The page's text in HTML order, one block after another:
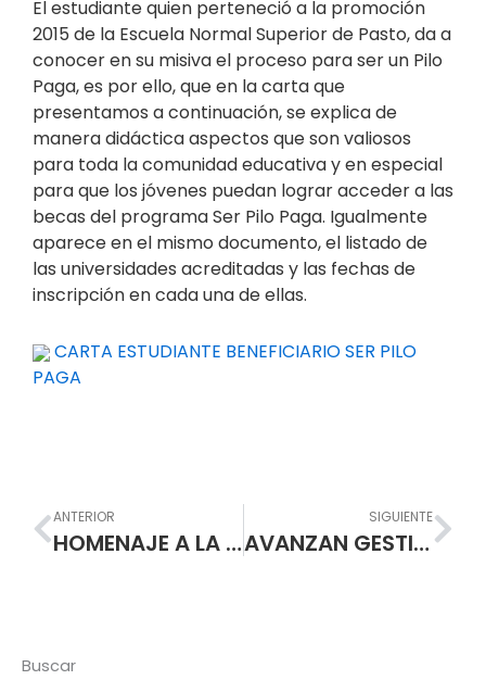
El estudiante quien perteneció a la promoción
2015 de la Escuela Normal Superior de Pasto, da a
conocer en su misiva el proceso para ser un Pilo
Paga, es por ello, que en la carta que
presentamos a continuación, se explica de
manera didáctica aspectos que son valiosos
para toda la comunidad educativa y en especial
para que los jóvenes puedan lograr acceder a las
becas del programa Ser Pilo Paga. Igualmente
aparece en el mismo documento, el listado de
las universidades acreditadas y las fechas de
inscripción en cada una de ellas.
CARTA ESTUDIANTE BENEFICIARIO SER PILO
PAGA
Prev
ANTERIOR
HOMENAJE A LA MUJER NORMALISTA. VICTORIA ENRIQUEZ GUERRERO EJEMPLO DE VALENTIA Y LUCHA POR LA VIDA
SIGUIENTE
AVANZAN GESTIONES PARA QUE RED DE ESCUELAS DE FORMACIÓN MUSICAL LLEGUE A LA ESCUELA NORMAL SUPERIOR DE PASTO
Buscar